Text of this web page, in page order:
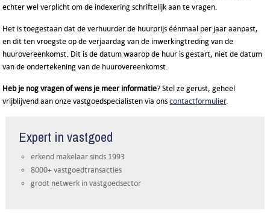
echter wel verplicht om de indexering schriftelijk aan te vragen.
Het is toegestaan dat de verhuurder de huurprijs éénmaal per jaar aanpast,
en dit ten vroegste op de verjaardag van de inwerkingtreding van de
huurovereenkomst. Dit is de datum waarop de huur is gestart, niet de datum
van de ondertekening van de huurovereenkomst.
Heb je nog vragen of wens je meer informatie? Stel ze gerust, geheel
vrijblijvend aan onze vastgoedspecialisten via onscontactformulier.
Expert in vastgoed
erkend makelaar sinds 1993
8000+ vastgoedtransacties
groot netwerk in vastgoedsector